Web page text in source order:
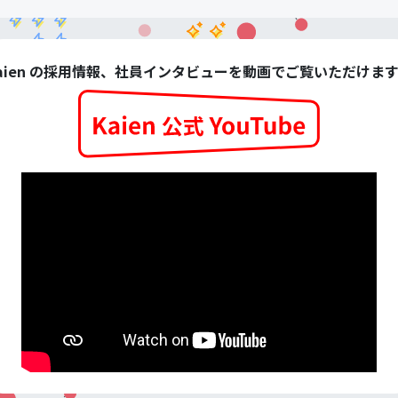
の採用情報、社員インタビューを動画でご覧いただけま